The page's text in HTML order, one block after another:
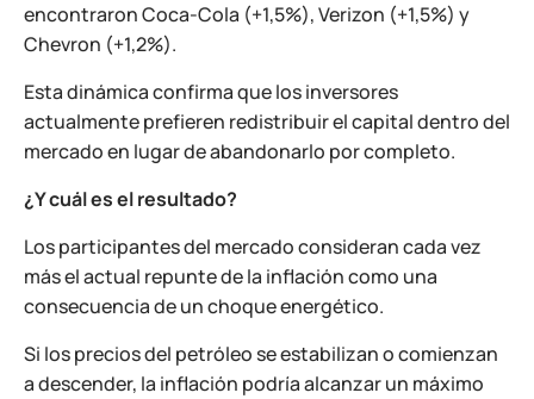
encontraron Coca-Cola (+1,5%), Verizon (+1,5%) y
Chevron (+1,2%).
Esta dinámica confirma que los inversores
actualmente prefieren redistribuir el capital dentro del
mercado en lugar de abandonarlo por completo.
¿Y cuál es el resultado?
Los participantes del mercado consideran cada vez
más el actual repunte de la inflación como una
consecuencia de un choque energético.
Si los precios del petróleo se estabilizan o comienzan
a descender, la inflación podría alcanzar un máximo